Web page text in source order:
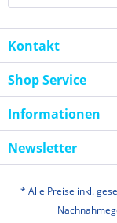
Kontakt
Shop Service
Informationen
Newsletter
* Alle Preise inkl.